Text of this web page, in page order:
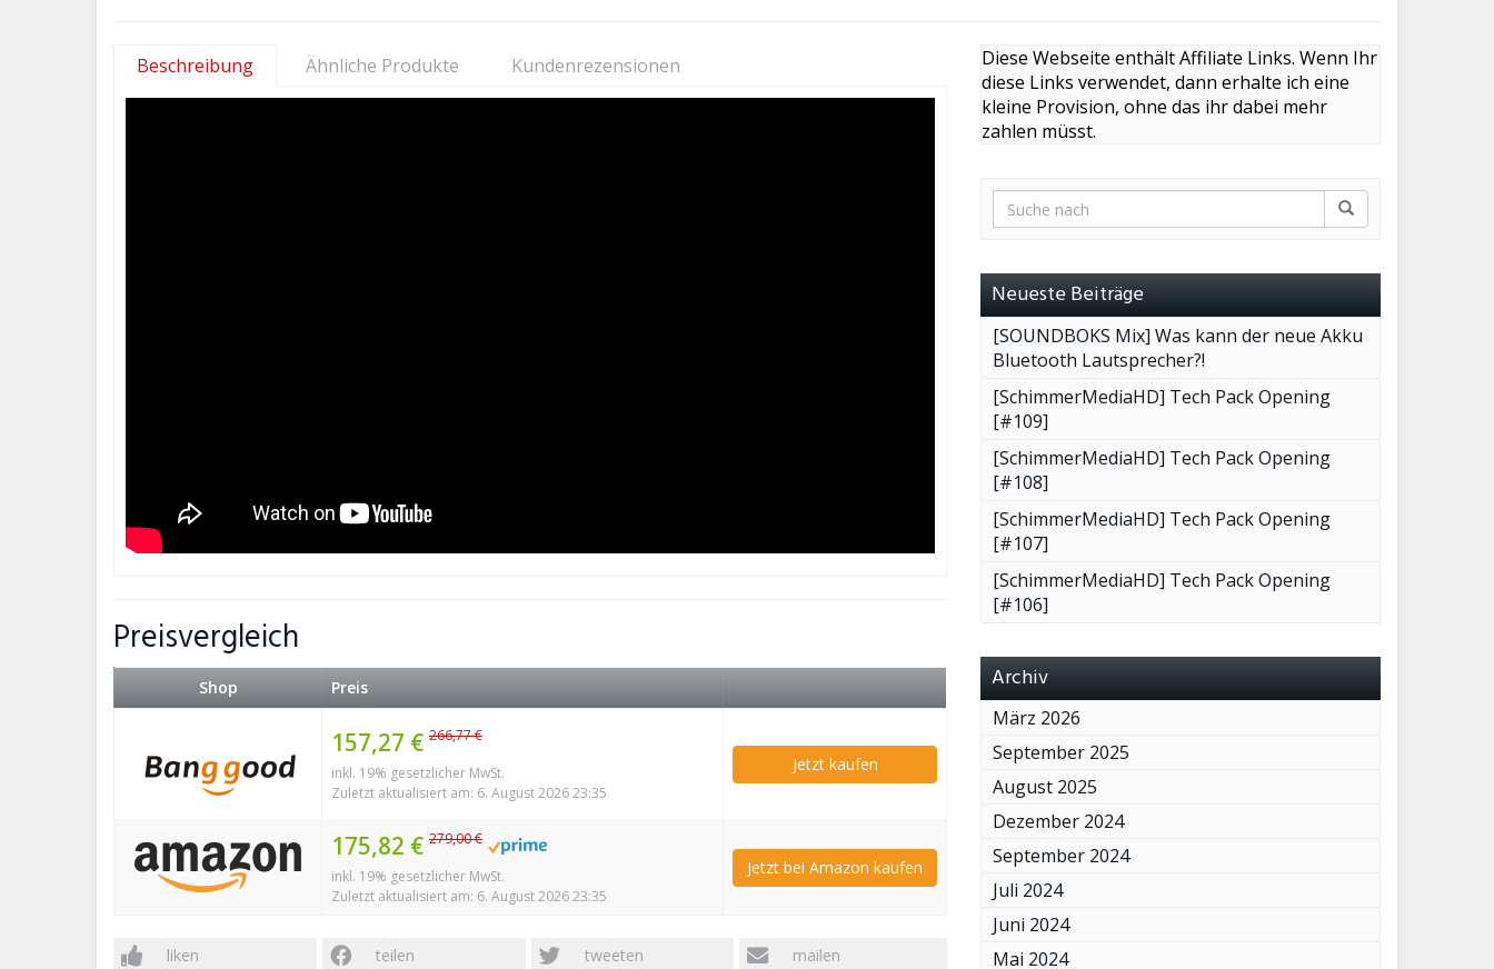
Beschreibung Ähnliche Produkte Kundenrezensionen
Preisvergleich
Shop Preis
157,27 € 266,77 €
inkl. 19% gesetzlicher MwSt.
Zuletzt aktualisiert am: 6. August 2026 23:35
Jetzt kaufen
175,82 € 279,00 €
inkl. 19% gesetzlicher MwSt.
Zuletzt aktualisiert am: 6. August 2026 23:35
Jetzt bei Amazon kaufen
liken teilen tweeten mailen
Diese Webseite enthält Affiliate Links. Wenn Ihr
diese Links verwendet, dann erhalte ich eine
kleine Provision, ohne das ihr dabei mehr
zahlen müsst.
Neueste Beiträge
[SOUNDBOKS Mix] Was kann der neue Akku
Bluetooth Lautsprecher?!
[SchimmerMediaHD] Tech Pack Opening
[#109]
[SchimmerMediaHD] Tech Pack Opening
[#108]
[SchimmerMediaHD] Tech Pack Opening
[#107]
[SchimmerMediaHD] Tech Pack Opening
[#106]
Archiv
März 2026
September 2025
August 2025
Dezember 2024
September 2024
Juli 2024
Juni 2024
Mai 2024